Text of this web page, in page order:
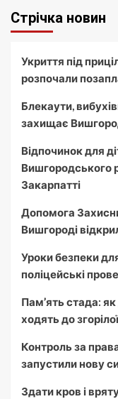
Стрічка новин
Укриття під
розпочали
Блекаути,
захищає
Відпочинок для
Вишгородського
Закарпатті
Допомога
Вишгороді
Уроки безпеки
поліцейські
Пам’ять стада:
ходять до
Контроль за
запустили нову
Здати кров і